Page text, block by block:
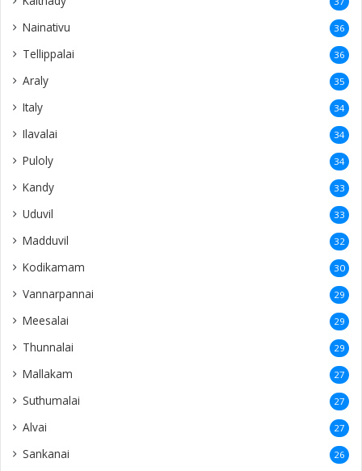
Nainativu 36
Tellippalai 36
Araly 35
Italy 34
Ilavalai 34
Puloly 34
Kandy 33
Uduvil 33
Madduvil 32
Kodikamam 30
Vannarpannai 29
Meesalai 29
Thunnalai 29
Mallakam 27
Suthumalai 27
Alvai 27
Sankanai 26